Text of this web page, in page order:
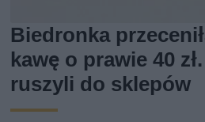
Biedronka
kawę o prawie 40
ruszyli do sklepów